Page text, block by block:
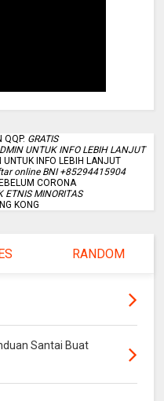
QQP. GRATIS
UNTUK INFO LEBIH LANJUT
INFO LEBIH LANJUT
online BNI +85294415904
CORONA
ETNIS MINORITAS
KONG
RANDOM
Santai Buat